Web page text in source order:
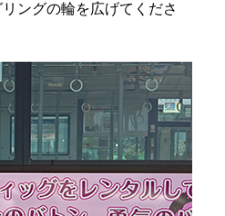
ングの輪を広げてくださ